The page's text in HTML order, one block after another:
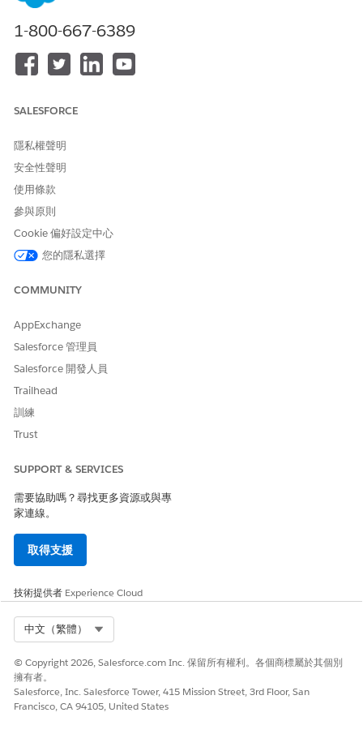
若要依產品識別碼取得產品記
錄:
請參閱標準工作人員動作的
參照動作類型
參考動作
此動作是否會執行一或多個提
示範本?
1-800-667-6389
SALESFORCE
隱私權聲明
安全性聲明
使用條款
參與原則
Cookie 偏好設定中心
您的隱私選擇
COMMUNITY
AppExchange
Salesforce 管理員
Salesforce 開發人員
Trailhead
訓練
Trust
SUPPORT & SERVICES
需要協助嗎？尋找更多資源或與專
家連線。
取得支援
技術提供者 Experience Cloud
中文（繁體）
© Copyright 2026, Salesforce.com Inc. 保留所有權利。各個商標屬於其個別
擁有者。
Salesforce, Inc. Salesforce Tower, 415 Mission Street, 3rd Floor, San
Francisco, CA 94105, United States